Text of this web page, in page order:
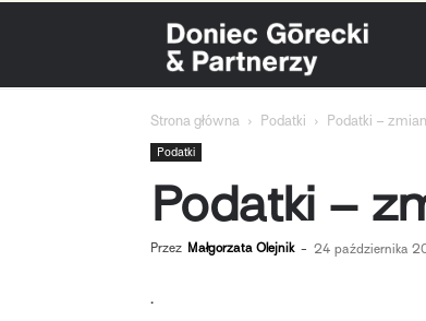
&
Strona główna Podatki Podatki –
Podatki
Podatki –
Przez Małgorzata Olejnik - 24 października
.